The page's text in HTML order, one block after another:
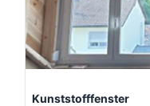
Kunststofffenster